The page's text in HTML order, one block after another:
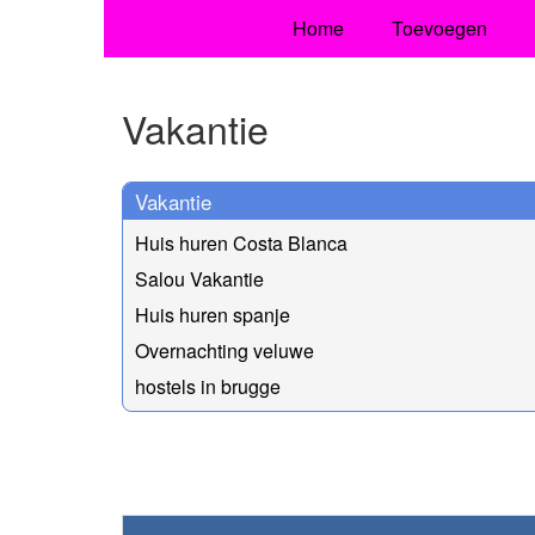
Home Toevoegen
Vakantie
Vakantie
Huis huren Costa Blanca
Salou Vakantie
Huis huren spanje
Overnachting veluwe
hostels in brugge